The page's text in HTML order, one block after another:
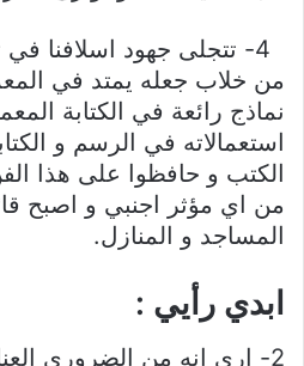
4- تتجلى جهود اسلافنا
من خلاب جعله يمتد في
نماذج رائعة في الكتابة
استعمالاته في الرسم و
الكتب و حافظوا على هذا
من اي مؤثر اجنبي و اصبح
المساجد و المنازل.
ابدي رأيي :
2- ارى انه من الضروري